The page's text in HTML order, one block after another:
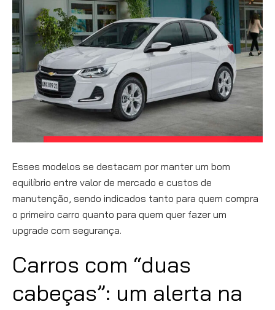
Esses modelos se destacam por manter um bom
equilíbrio entre valor de mercado e custos de
manutenção, sendo indicados tanto para quem compra
o primeiro carro quanto para quem quer fazer um
upgrade com segurança.
Carros com “duas
cabeças”: um alerta na